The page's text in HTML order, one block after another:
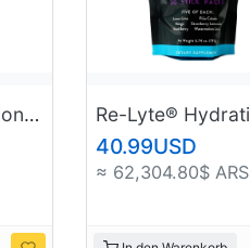
Re-Lyte® Hydration Electrolyte Powder Sample Pack (7 ct.)
40.99USD
≈ 62,304.80$ ARS